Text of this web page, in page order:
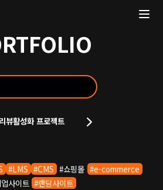
리뷰활성화 프로젝트
#LMS #CMS #쇼핑몰 #e-commerce
사이트 #랜딩사이트